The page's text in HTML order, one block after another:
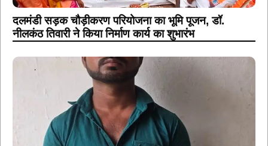
दलमंडी सड़क चौड़ीकरण परियोजना का भूमि पूजन, डॉ.
नीलकंठ तिवारी ने किया निर्माण कार्य का शुभारंभ